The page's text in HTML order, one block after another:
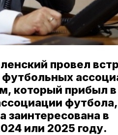
провел
который прибыл в
заинтересована в
или 2025 году.